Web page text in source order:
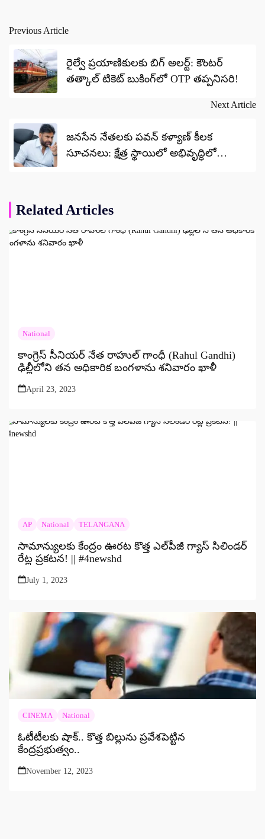
Post
navigation
Previous Article
రైల్వే ప్రయాణికులకు బిగ్ అలర్ట్: కౌంటర్
తత్కాల్ టికెట్ బుకింగ్‌లో OTP తప్పనిసరి!
Next Article
జనసేన నేతలకు పవన్ కళ్యాణ్ కీలక
సూచనలు: క్షేత్ర స్థాయిలో అభివృద్ధిలో
Related Articles
National
కాంగ్రెస్ సీనియర్ నేత రాహుల్ గాంధీ (Rahul Gandhi)
ఢిల్లీలోని తన అధికారిక బంగళాను శనివారం ఖాళీ
April 23, 2023
AP National TELANGANA
సామాన్యులకు కేంద్రం ఊరట కొత్త ఎల్‌పీజీ గ్యాస్ సిలిండర్
రేట్ల ప్రకటన! || #4newshd
July 1, 2023
CINEMA National
ఓటీటీలకు షాక్.. కొత్త బిల్లును ప్రవేశపెట్టిన
కేంద్రప్రభుత్వం..
November 12, 2023